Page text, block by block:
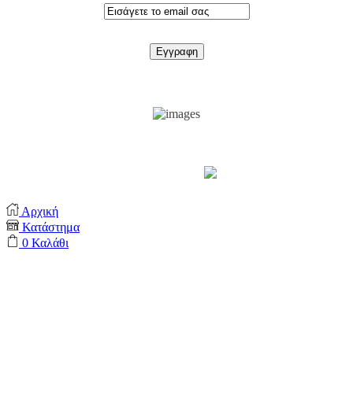
Αρχική
Κατάστημα
0 Καλάθι